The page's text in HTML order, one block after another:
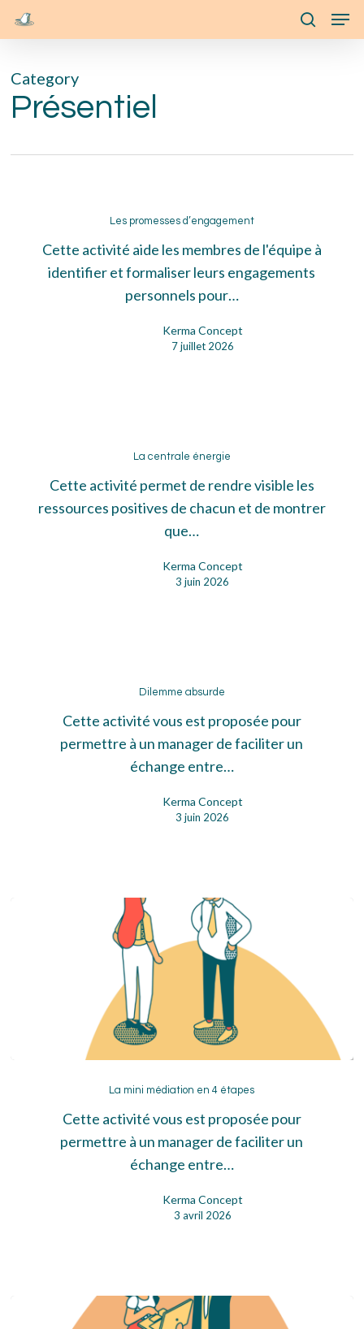
Skip
content
search
Category
Présentiel
promesses
d’engagement
Les promesses d’engagement
Cette activité aide les membres de l'équipe à
identifier et formaliser leurs engagements
personnels pour…
Kerma Concept
7 juillet 2026
centrale
énergie
La centrale énergie
Cette activité permet de rendre visible les
ressources positives de chacun et de montrer
que…
Kerma Concept
3 juin 2026
absurde
Dilemme absurde
Cette activité vous est proposée pour
permettre à un manager de faciliter un
échange entre…
Kerma Concept
3 juin 2026
mini
médiation
en
4
La mini médiation en 4 étapes
Cette activité vous est proposée pour
permettre à un manager de faciliter un
échange entre…
Kerma Concept
3 avril 2026
Menu